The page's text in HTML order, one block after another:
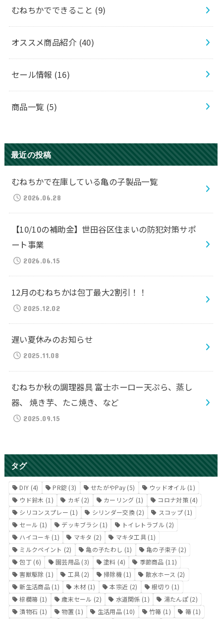
むねちかでできること (9)
オススメ商品紹介 (40)
セール情報 (16)
商品一覧 (5)
最近の投稿
むねちかで在庫している亀の子製品一覧
2026.06.28
【10/10の補助金】世田谷区住まいの防犯対策サポ
ート事業
2026.06.15
12月のむねちかは包丁最大2割引！！
2025.12.02
遅い夏休みのお知らせ
2025.11.08
むねちか秋の調理器具 富士ホーロー天ぷら、蒸し
器、 焼き芋、たこ焼き、など
2025.09.15
タグ
DIY (4) PR錠 (3) せたがやPay (5) ウッドオイル (1)
ウド鈴木 (1) カギ (2) カーリング (1) コロナ対策(4)
シリコンスプレー (1) シリンダー交換(2) スコップ(1)
セール (1) デッキブラシ (1) トイレトラブル (2)
ハイコーキ (1) マキタ (2) マキタ工具 (1)
ミルクペイント (2) 亀の子たわし (1) 亀の子束子 (2)
包丁 (6) 園芸用品 (3) 塗料 (4) 季節商品 (11)
害獣駆除 (1) 工具 (2) 掃除機(1) 散水ホース (2)
新生活商品(1) 木材(1) 本宗近 (2) 根切り (1)
棕櫚箒 (1) 歳末セール (2) 水道関係 (1) 湯たんぽ(2)
漬物石 (1) 物置 (1) 生活用品(10) 竹箒 (1) 箒(1)